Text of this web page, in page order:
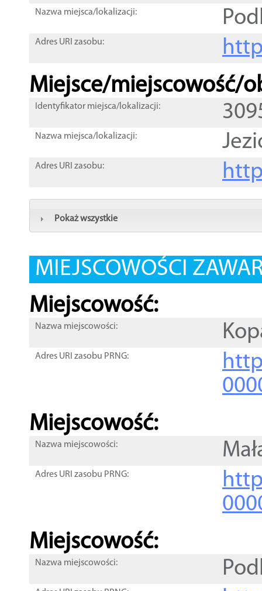
Nazwa miejsca/lokalizacji:
Adres URI zasobu:
Miejsce/miejscowość/
Identyfikator miejsca/lokalizacji:
Nazwa miejsca/lokalizacji:
Adres URI zasobu:
Pokaż wszystkie
MIEJSCOWOŚCI
Miejscowość:
Nazwa miejscowości:
Adres URI zasobu PRNG:
Miejscowość:
Nazwa miejscowości:
Adres URI zasobu PRNG:
Miejscowość:
Nazwa miejscowości: